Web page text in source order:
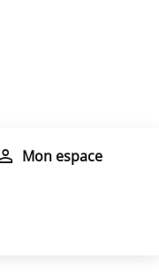
Mon espace